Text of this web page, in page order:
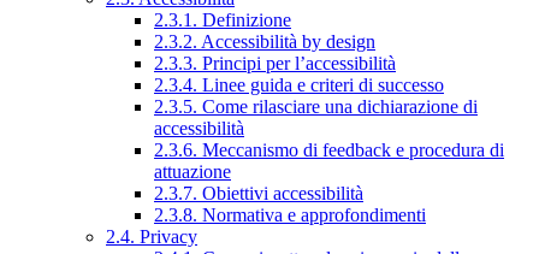
2.3.1. Definizione
2.3.2. Accessibilità by design
2.3.3. Principi per l’accessibilità
2.3.4. Linee guida e criteri di successo
2.3.5. Come rilasciare una dichiarazione di
accessibilità
2.3.6. Meccanismo di feedback e procedura di
attuazione
2.3.7. Obiettivi accessibilità
2.3.8. Normativa e approfondimenti
2.4. Privacy